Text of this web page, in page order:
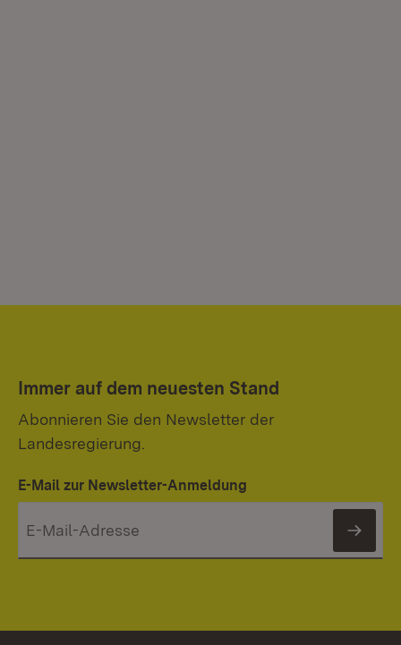
Immer auf dem neuesten Stand
Abonnieren Sie den Newsletter der
Landesregierung.
E-Mail zur Newsletter-Anmeldung